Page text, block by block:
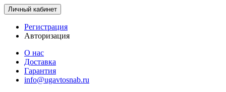
Личный кабинет
Регистрация
Авторизация
О нас
Доставка
Гарантия
info@ugavtosnab.ru